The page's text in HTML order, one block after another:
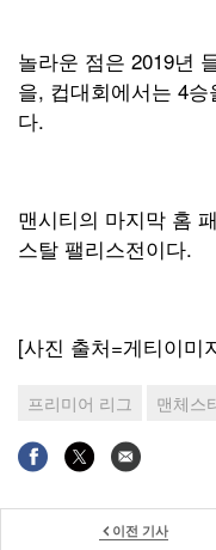
놀라운 점은 2019년
을, 컵대회에서는 4
다.
맨시티의 마지막 홈
스탈 팰리스전이다.
[사진 출처=게티이미
프리미어 리그 맨체스
이전 기사